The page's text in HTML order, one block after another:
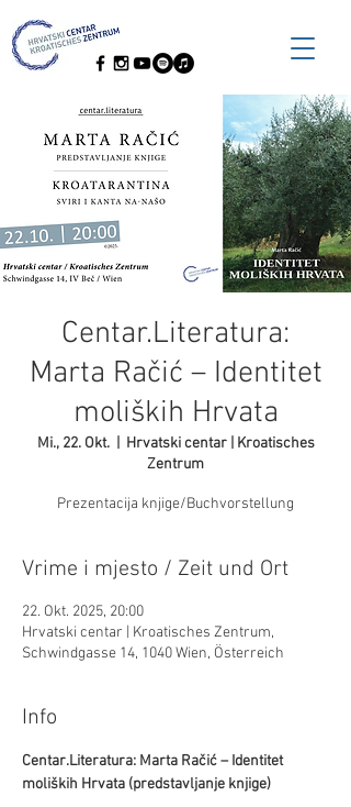
Centar.Literatura:
Marta Račić – Identitet
moliških Hrvata
Mi., 22. Okt.
  |
Hrvatski centar | Kroatisches
Zentrum
Prezentacija knjige/Buchvorstellung
Vrime i mjesto / Zeit und Ort
22. Okt. 2025, 20:00
Hrvatski centar | Kroatisches Zentrum,
Schwindgasse 14, 1040 Wien, Österreich
Info
Centar.Literatura: Marta Račić – Identitet
moliških Hrvata (predstavljanje knjige)